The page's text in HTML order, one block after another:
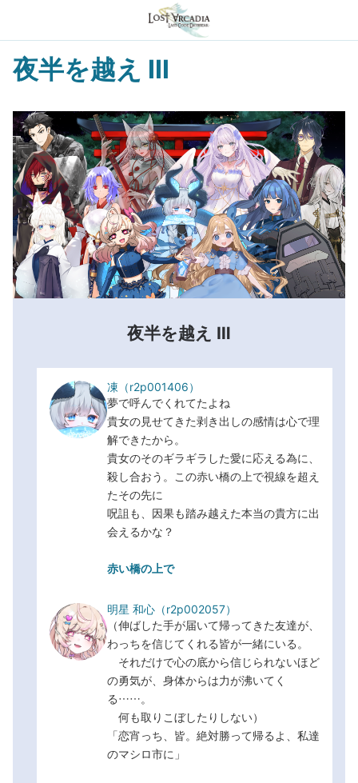
夜半を越え Ⅲ
夜半を越え Ⅲ
凍（r2p001406）
夢で呼んでくれてたよね
貴女の見せてきた剥き出しの感情は心で理
解できたから。
貴女のそのギラギラした愛に応える為に、
殺し合おう。この赤い橋の上で視線を超え
たその先に
呪詛も、因果も踏み越えた本当の貴方に出
会えるかな？
赤い橋の上で
明星 和心（r2p002057）
（伸ばした手が届いて帰ってきた友達が、
わっちを信じてくれる皆が一緒にいる。
それだけで心の底から信じられないほど
の勇気が、身体からは力が沸いてく
る……。
何も取りこぼしたりしない）
「恋宵っち、皆。絶対勝って帰るよ、私達
のマシロ市に」